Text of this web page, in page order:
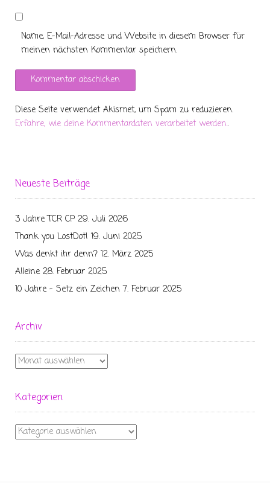
Name, E-Mail-Adresse und Website in diesem Browser für
meinen nächsten Kommentar speichern.
Diese Seite verwendet Akismet, um Spam zu reduzieren.
Erfahre, wie deine Kommentardaten verarbeitet werden..
Neueste Beiträge
3 Jahre TCR CP 29. Juli 2026
Thank you LostDot! 19. Juni 2025
Was denkt ihr denn? 12. März 2025
Alleine 28. Februar 2025
10 Jahre – Setz ein Zeichen 7. Februar 2025
Archiv
Archiv
Kategorien
Kategorien